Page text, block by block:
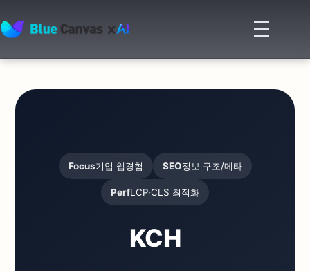
Focus기업 웹경험 SEO정보 구조/메타
PerfLCP·CLS 최적화
KCH